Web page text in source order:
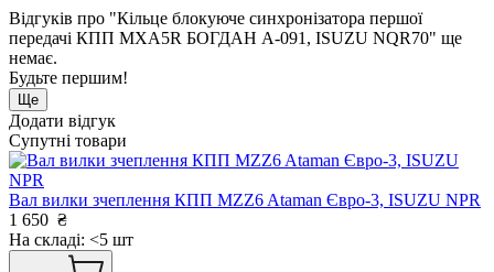
Відгуків про "Кільце блокуюче синхронізатора першої
передачі КПП MXA5R БОГДАН А-091, ISUZU NQR70" ще
немає.
Будьте першим!
Ще
Додати відгук
Супутні товари
Вал вилки зчеплення КПП MZZ6 Ataman Євро-3, ISUZU NPR
1 650 ₴
На складі: <5 шт